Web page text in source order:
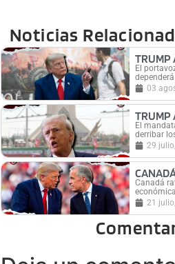
Noticias
TRUMP
El
03
TRUMP
El
derribar
29
Canadá
21